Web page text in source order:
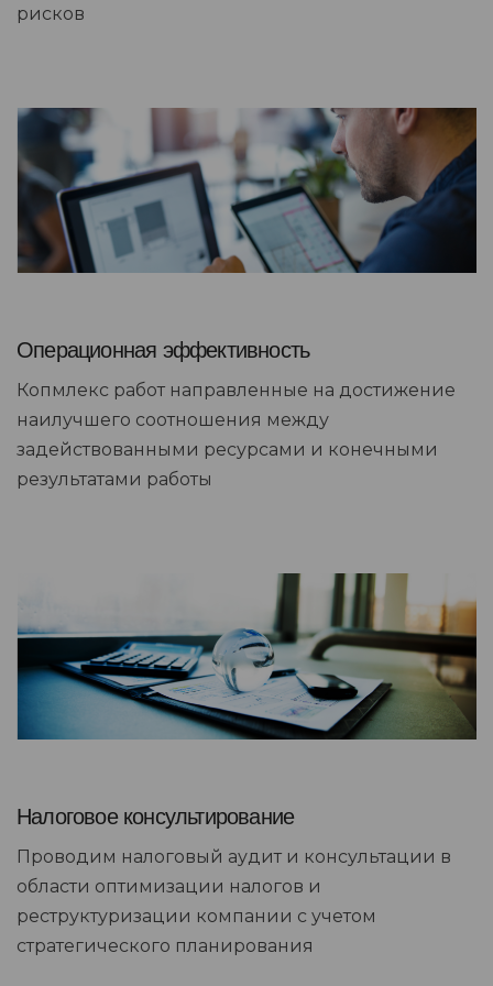
рисков
Операционная эффективность
Копмлекс работ направленные на достижение
наилучшего соотношения между
задействованными ресурсами и конечными
результатами работы
Налоговое консультирование
Проводим налоговый аудит и консультации в
области оптимизации налогов и
реструктуризации компании с учетом
стратегического планирования